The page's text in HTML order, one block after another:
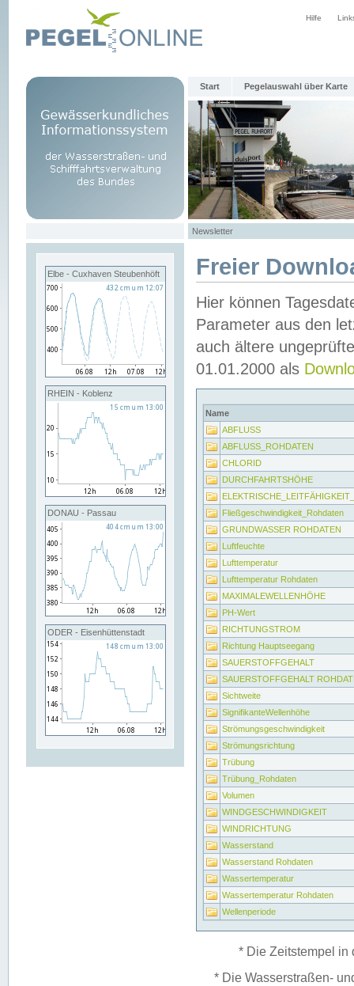
Hilfe
Start Pegelauswahl über Karte
Newsletter
Elbe - Cuxhaven Steubenhöft
RHEIN - Koblenz
DONAU - Passau
ODER - Eisenhüttenstadt
Freier
Hier können
Parameter aus den
auch ältere
01.01.2000 als
Name
ABFLUSS
ABFLUSS_ROHDATEN
CHLORID
DURCHFAHRTSHÖHE
Fließgeschwindigkeit_Rohdaten
GRUNDWASSER ROHDATEN
Luftfeuchte
Lufttemperatur
Lufttemperatur Rohdaten
MAXIMALEWELLENHÖHE
PH-Wert
RICHTUNGSTROM
Richtung Hauptseegang
SAUERSTOFFGEHALT
SAUERSTOFFGEHALT
Sichtweite
SignifikanteWellenhöhe
Strömungsgeschwindigkeit
Strömungsrichtung
Trübung
Trübung_Rohdaten
Volumen
WINDGESCHWINDIGKEIT
WINDRICHTUNG
Wasserstand
Wasserstand Rohdaten
Wassertemperatur
Wassertemperatur Rohdaten
Wellenperiode
* Die Zeitstempel in
* Die Wasserstraßen-